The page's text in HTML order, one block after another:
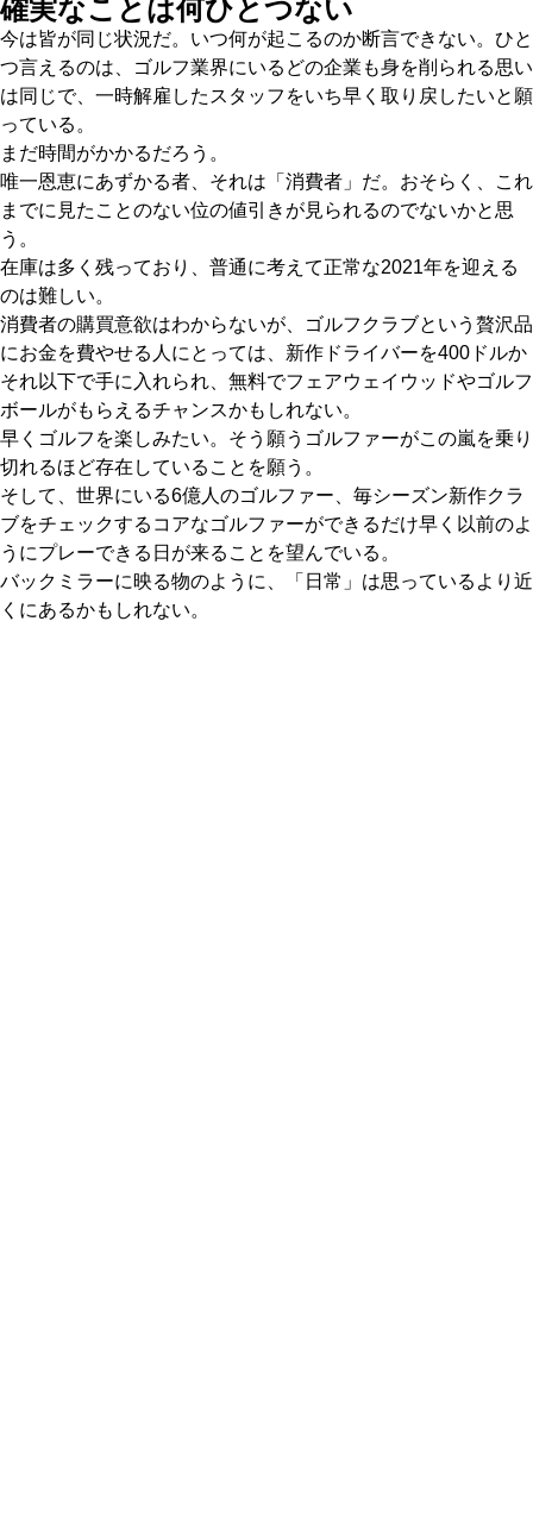
確実なことは何ひとつない
今は皆が同じ状況だ。いつ何が起こるのか断言できない。ひと
つ言えるのは、ゴルフ業界にいるどの企業も身を削られる思い
は同じで、一時解雇したスタッフをいち早く取り戻したいと願
っている。
まだ時間がかかるだろう。
唯一恩恵にあずかる者、それは「消費者」だ。おそらく、これ
までに見たことのない位の値引きが見られるのでないかと思
う。
在庫は多く残っており、普通に考えて正常な2021年を迎える
のは難しい。
消費者の購買意欲はわからないが、ゴルフクラブという贅沢品
にお金を費やせる人にとっては、新作ドライバーを400ドルか
それ以下で手に入れられ、無料でフェアウェイウッドやゴルフ
ボールがもらえるチャンスかもしれない。
早くゴルフを楽しみたい。そう願うゴルファーがこの嵐を乗り
切れるほど存在していることを願う。
そして、世界にいる6億人のゴルファー、毎シーズン新作クラ
ブをチェックするコアなゴルファーができるだけ早く以前のよ
うにプレーできる日が来ることを望んでいる。
バックミラーに映る物のように、「日常」は思っているより近
くにあるかもしれない。